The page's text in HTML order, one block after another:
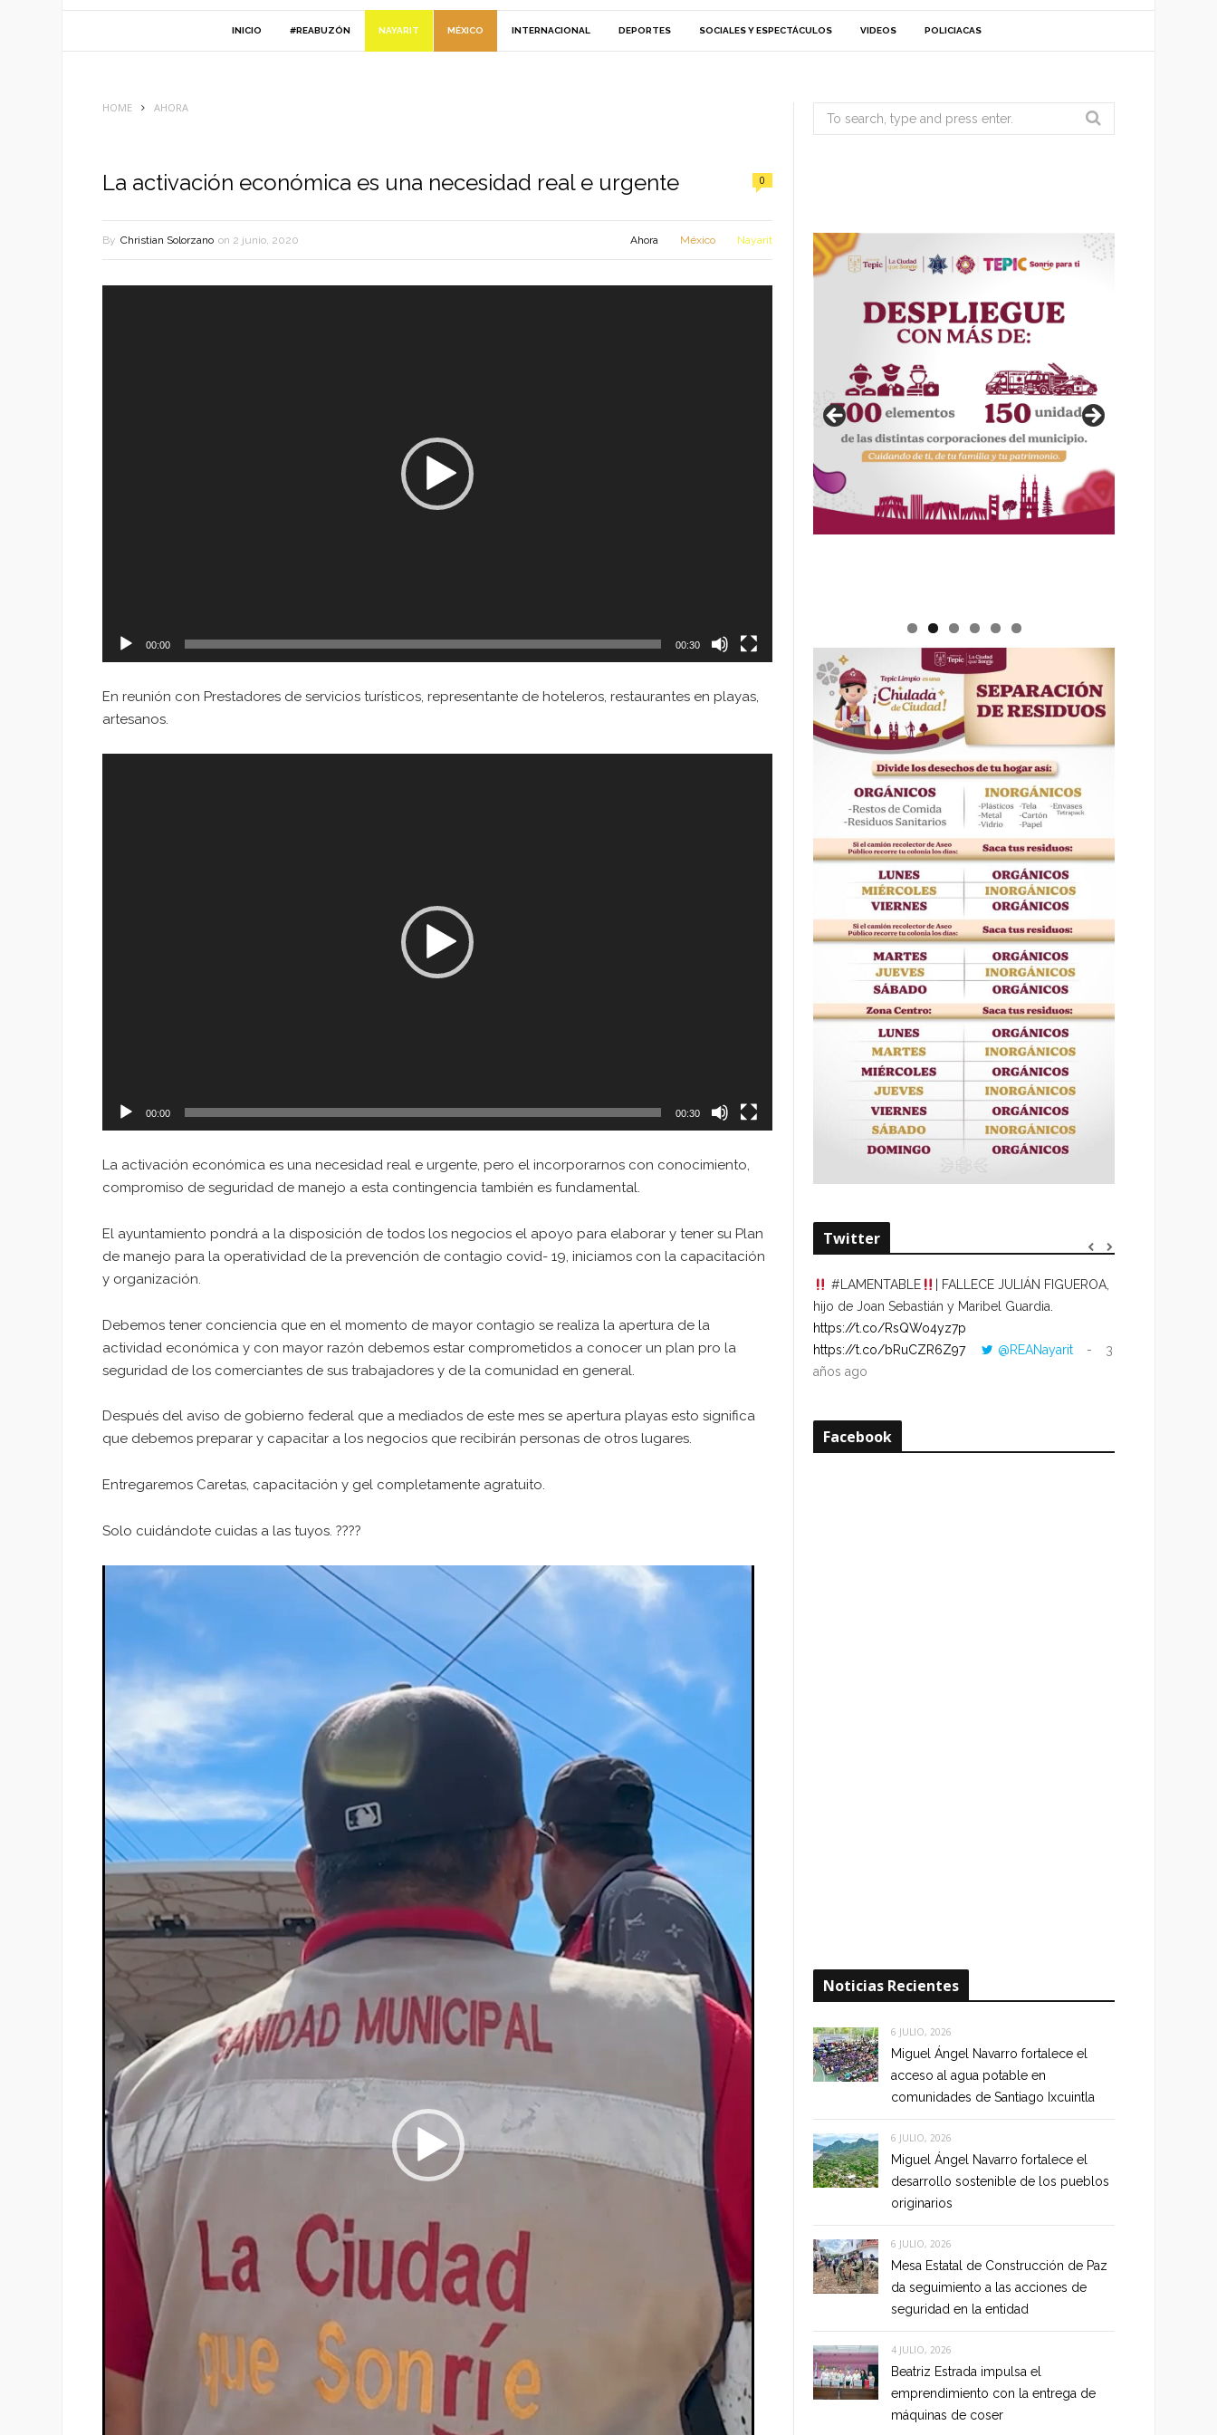
INICIO #REABUZÓN NAYARIT MÉXICO INTERNACIONAL DEPORTES SOCIALES Y ESPECTÁCULOS VIDEOS POLICIACAS
HOME AHORA
La activación económica es una necesidad real e urgente 0
By Christian Solorzano on 2 junio, 2020 Ahora México Nayarit
00:00 00:30
En reunión con Prestadores de servicios turísticos, representante de hoteleros, restaurantes en playas,
artesanos.
00:00 00:30
La activación económica es una necesidad real e urgente, pero el incorporarnos con conocimiento,
compromiso de seguridad de manejo a esta contingencia también es fundamental.
El ayuntamiento pondrá a la disposición de todos los negocios el apoyo para elaborar y tener su Plan
de manejo para la operatividad de la prevención de contagio covid- 19, iniciamos con la capacitación
y organización.
Debemos tener conciencia que en el momento de mayor contagio se realiza la apertura de la
actividad económica y con mayor razón debemos estar comprometidos a conocer un plan pro la
seguridad de los comerciantes de sus trabajadores y de la comunidad en general.
Después del aviso de gobierno federal que a mediados de este mes se apertura playas esto significa
que debemos preparar y capacitar a los negocios que recibirán personas de otros lugares.
Entregaremos Caretas, capacitación y gel completamente agratuito.
Solo cuidándote cuidas a las tuyos. ????
Reproductor
Search
for:
Twitter
#LAMENTABLE
| FALLECE JULIÁN FIGUEROA,
hijo de Joan Sebastián y Maribel Guardia.
https://t.co/RsQWo4yz7p
https://t.co/bRuCZR6Z97
@REANayarit
3
años ago
Facebook
Noticias Recientes
6 JULIO, 2026
Miguel Ángel Navarro fortalece el
acceso al agua potable en
comunidades de Santiago Ixcuintla
6 JULIO, 2026
Miguel Ángel Navarro fortalece el
desarrollo sostenible de los pueblos
originarios
6 JULIO, 2026
Mesa Estatal de Construcción de Paz
da seguimiento a las acciones de
seguridad en la entidad
4 JULIO, 2026
Beatriz Estrada impulsa el
emprendimiento con la entrega de
máquinas de coser